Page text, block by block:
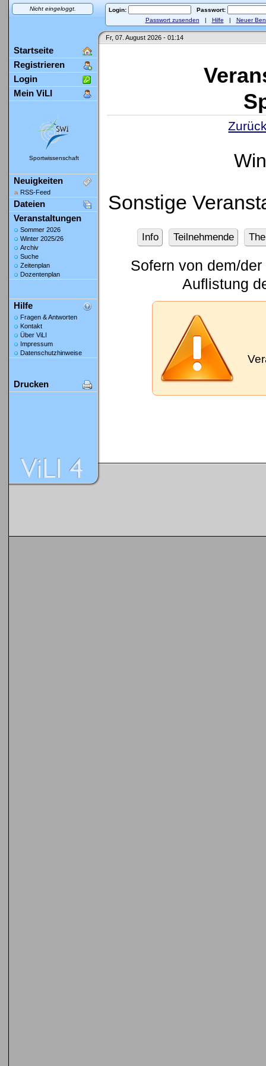
Nicht eingeloggt. Login:
Passwort:
Passwort zusenden | Hilfe | Neuer
Fr, 07. August 2026 - 01:14
Startseite
Registrieren
Login
Mein ViLI
Sportwissenschaft
Neuigkeiten
RSS-Feed
Dateien
Veranstaltungen
Sommer 2026
Winter 2025/26
Archiv
Suche
Zeitenplan
Dozentenplan
Hilfe
Fragen & Antworten
Kontakt
Über ViLI
Impressum
Datenschutzhinweise
Drucken
Sonstige
Info Teilnehmende
Sofern von dem/
Auflistung